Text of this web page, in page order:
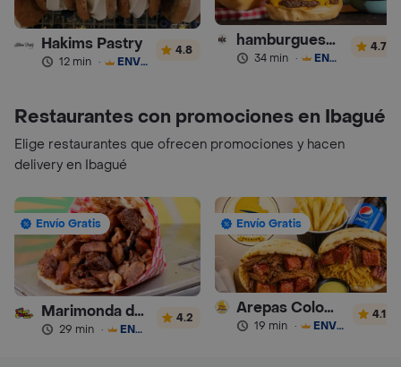
Hakims Pastry
12 min · ENVÍO GRATIS
4.8
hamburguesas Rustica (RDC)
34 min · ENVÍO GRATIS
4.7
Restaurantes con promociones en Ibagué
Elige restaurantes que ofrecen promociones y hacen
delivery en Ibagué
Envío Gratis
Marimonda del Mono
29 min · ENVÍO GRATIS
4.2
Envío Gratis
Arepas Colombianas Premium
19 min · ENVÍO GRATIS
4.1